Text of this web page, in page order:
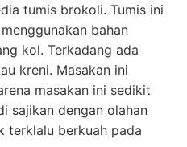
tumis brokoli. Tumis ini
bahan
kol. Terkadang ada
kreni. Masakan ini
masakan ini sedikit
sajikan dengan olahan
terklalu berkuah pada